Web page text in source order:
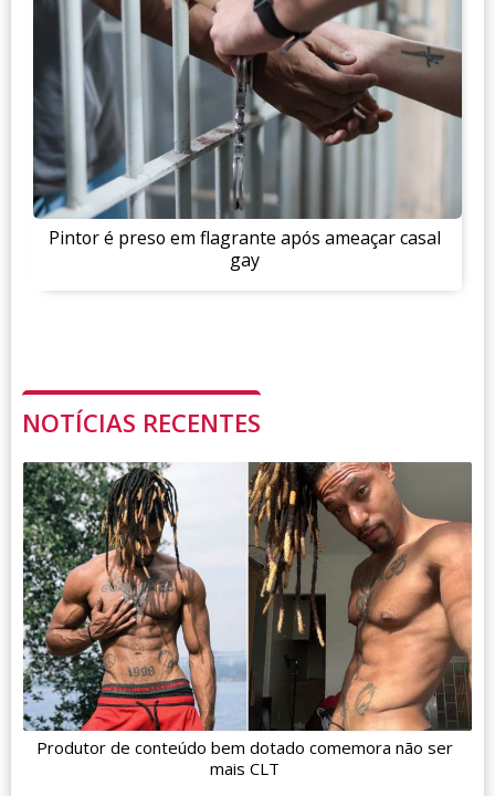
Pintor é preso em flagrante após ameaçar casal
gay
NOTÍCIAS RECENTES
Produtor de conteúdo bem dotado comemora não ser
mais CLT